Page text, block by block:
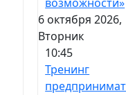
6 октября 2026,
Вторник
10:45
Тренинг